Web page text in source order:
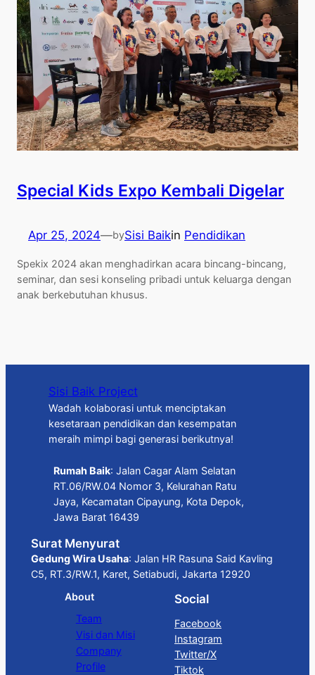
Special Kids Expo Kembali Digelar
Apr 25, 2024—bySisi Baikin Pendidikan
Spekix 2024 akan menghadirkan acara bincang-bincang,
seminar, dan sesi konseling pribadi untuk keluarga dengan
anak berkebutuhan khusus.
Sisi Baik Project
Wadah kolaborasi untuk menciptakan
kesetaraan pendidikan dan kesempatan
meraih mimpi bagi generasi berikutnya!
Rumah Baik: Jalan Cagar Alam Selatan
RT.06/RW.04 Nomor 3, Kelurahan Ratu
Jaya, Kecamatan Cipayung, Kota Depok,
Jawa Barat 16439
Surat Menyurat
Gedung Wira Usaha: Jalan HR Rasuna Said Kavling
C5, RT.3/RW.1, Karet, Setiabudi, Jakarta 12920
About
Team
Visi dan Misi
Company
Profile
Social
Facebook
Instagram
Twitter/X
Tiktok